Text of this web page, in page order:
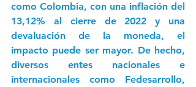
como Colombia, con una inflación del
13,12% al cierre de 2022 y una
devaluación de la moneda, el
impacto puede ser mayor. De hecho,
diversos entes nacionales e
internacionales como Fedesarrollo,